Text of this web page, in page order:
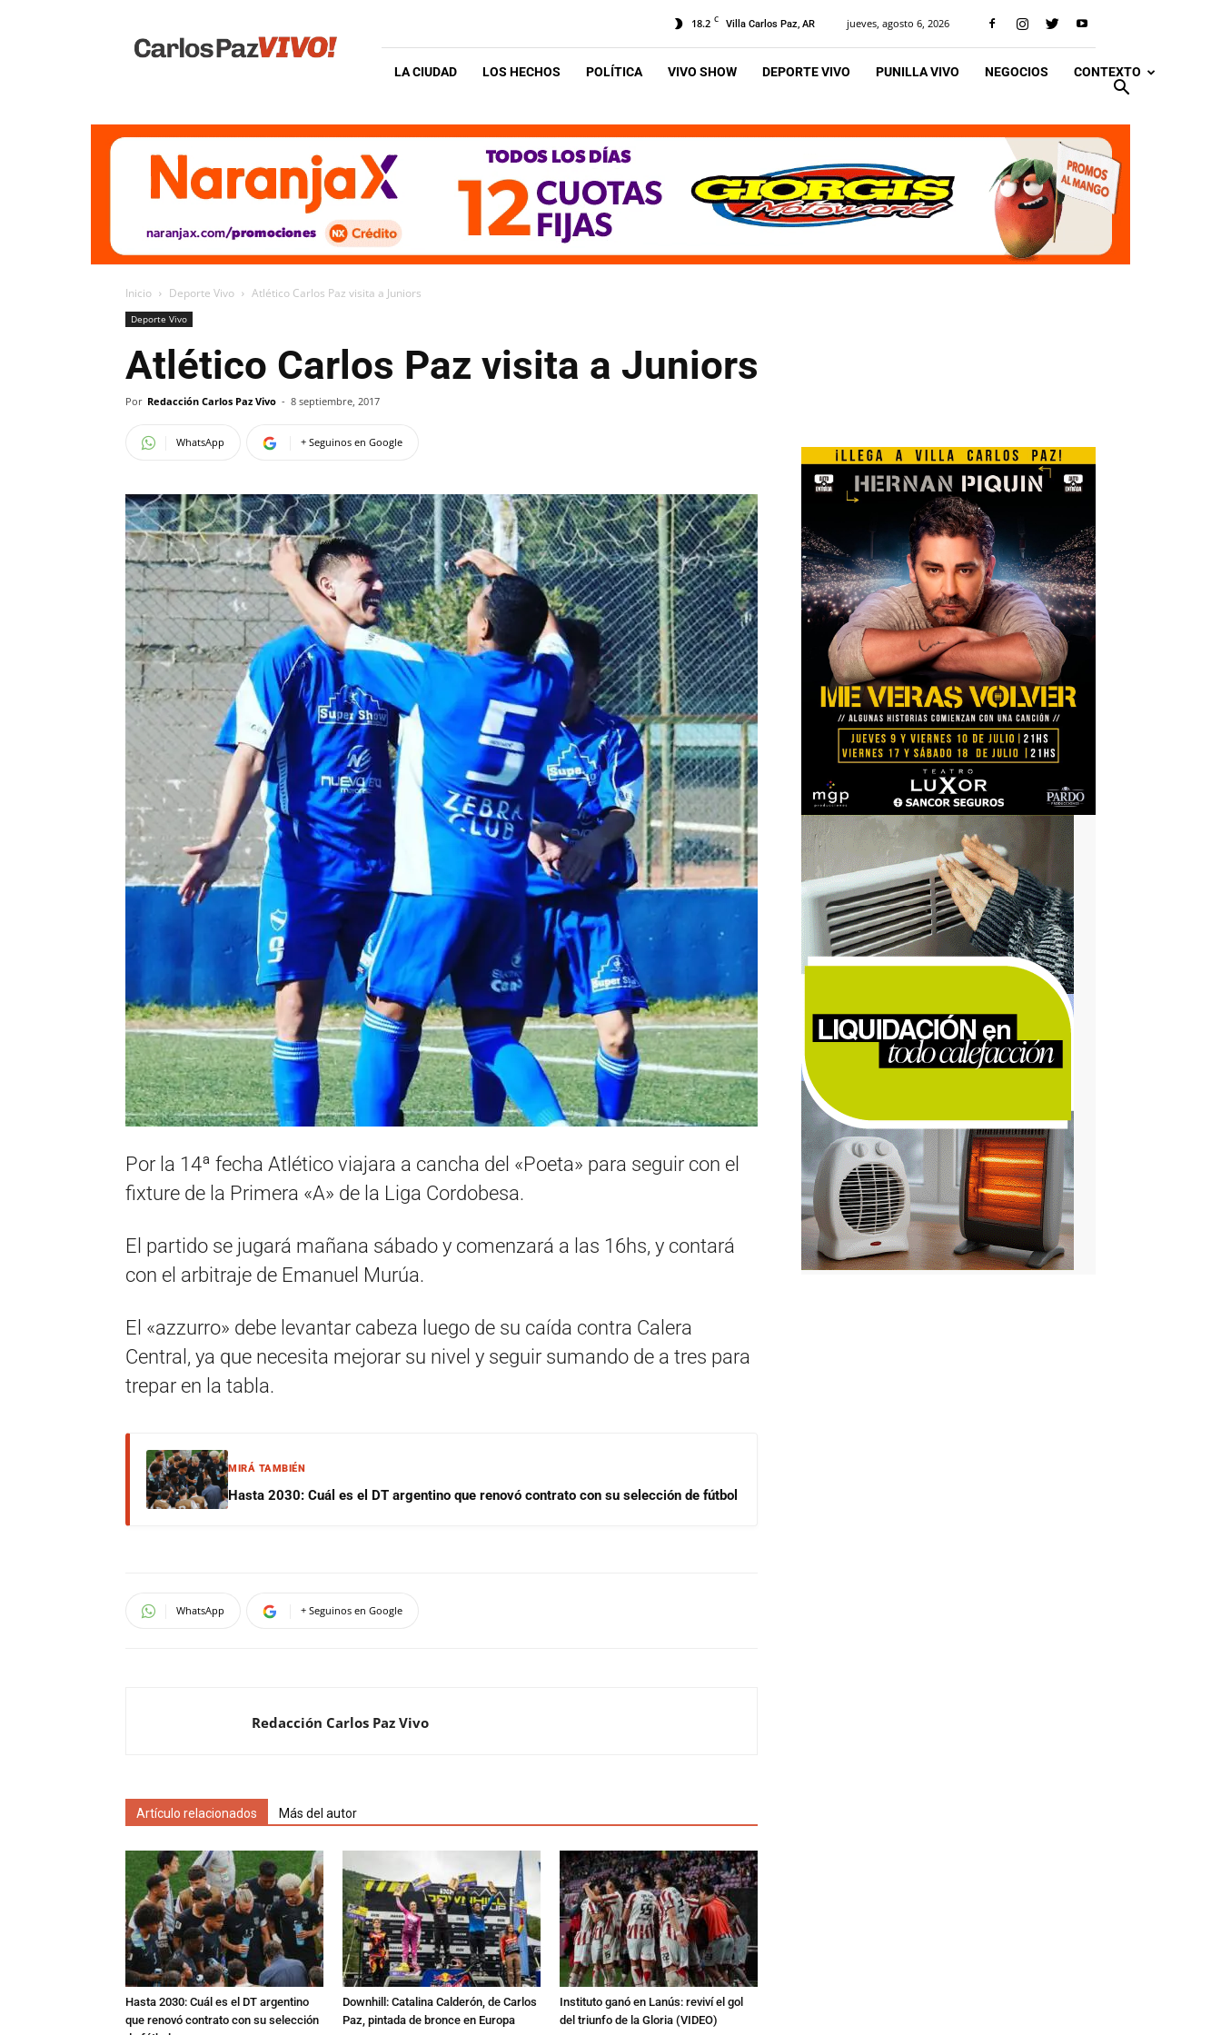
Vivo
18.2 C Villa Carlos Paz, AR jueves, agosto 6, 2026
LA CIUDAD LOS HECHOS POLÍTICA VIVO SHOW DEPORTE VIVO PUNILLA VIVO NEGOCIOS CONTEXTO
Inicio Deporte Vivo Atlético Carlos Paz visita a Juniors
Deporte Vivo
Atlético Carlos Paz visita a Juniors
Por Redacción Carlos Paz Vivo - 8 septiembre, 2017
WhatsApp + Seguinos en Google
Por la 14ª fecha Atlético viajara a cancha del «Poeta» para seguir con el
fixture de la Primera «A» de la Liga Cordobesa.
El partido se jugará mañana sábado y comenzará a las 16hs, y contará
con el arbitraje de Emanuel Murúa.
El «azzurro» debe levantar cabeza luego de su caída contra Calera
Central, ya que necesita mejorar su nivel y seguir sumando de a tres para
trepar en la tabla.
MIRÁ TAMBIÉN
Hasta 2030: Cuál es el DT argentino que renovó contrato con su selección de fútbol
WhatsApp + Seguinos en Google
Redacción Carlos Paz Vivo
Artículo relacionados Más del autor
Hasta 2030: Cuál es el DT argentino
que renovó contrato con su selección
Downhill: Catalina Calderón, de Carlos
Paz, pintada de bronce en Europa
Instituto ganó en Lanús: reviví el gol
del triunfo de la Gloria (VIDEO)